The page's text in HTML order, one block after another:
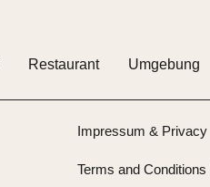
Restaurant Umgebung
Impressum & Privacy
Terms and Conditions